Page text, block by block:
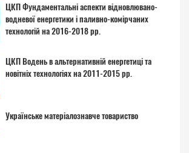
ЦКП Фундаментальні аспекти відновлювано-
водневої енергетики і паливно-комірчаних
технологій на 2016-2018 рр.
ЦКП Водень в альтернативній енергетиці та
новітніх технологіях на 2011-2015 рр.
Українське матеріалознавче товариство